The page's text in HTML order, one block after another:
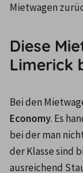
Mietwagen
Diese
Limerick
Economy. Es
bei der man
der Klasse sind
ausreichend